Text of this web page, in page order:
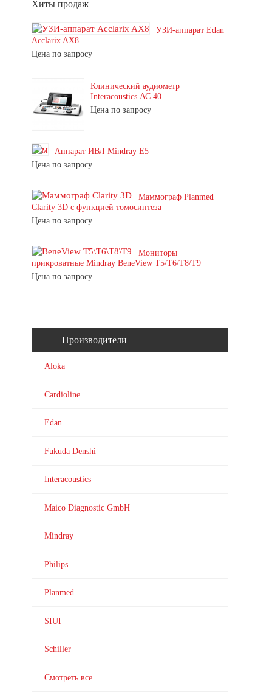
Хиты продаж
УЗИ-аппарат Edan
Acclarix AX8
Цена по запросу
Клинический аудиометр
Interacoustics АС 40
Цена по запросу
Аппарат ИВЛ Mindray E5
Цена по запросу
Маммограф Planmed
Clarity 3D с функцией томосинтеза
Цена по запросу
Мониторы
прикроватные Mindray BeneView T5/T6/T8/T9
Цена по запросу
Производители
Aloka
Cardioline
Edan
Fukuda Denshi
Interacoustics
Maico Diagnostic GmbH
Mindray
Philips
Planmed
SIUI
Schiller
Смотреть все